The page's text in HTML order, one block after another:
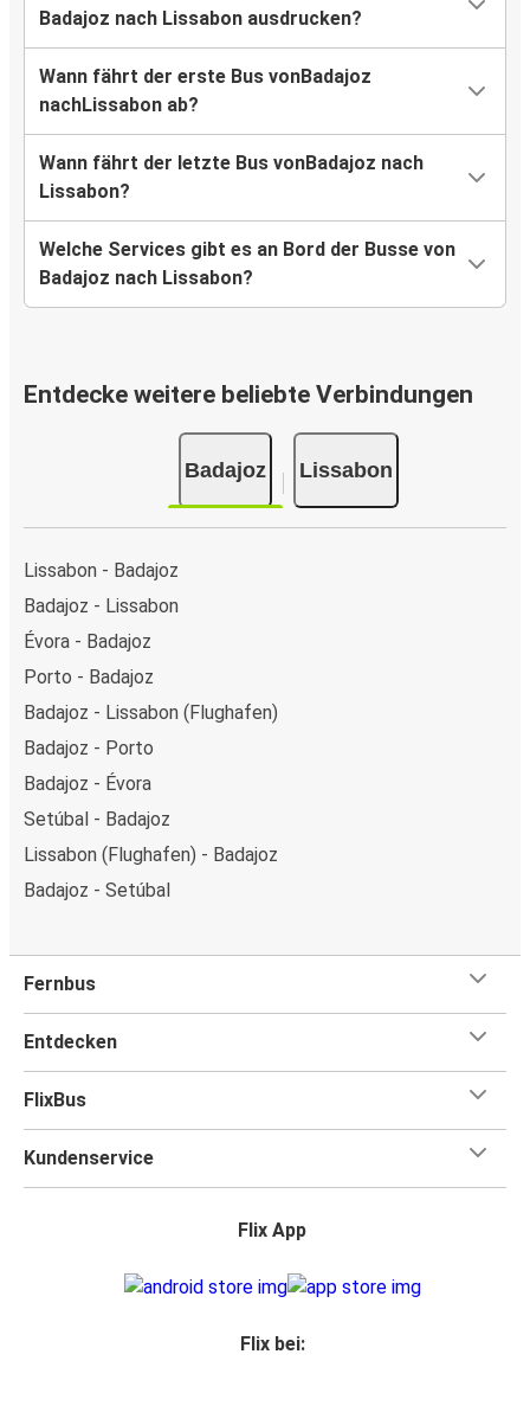
Badajoz nach Lissabon ausdrucken?
Wann fährt der erste Bus vonBadajoz
nachLissabon ab?
Wann fährt der letzte Bus vonBadajoz nach
Lissabon?
Welche Services gibt es an Bord der Busse von
Badajoz nach Lissabon?
Entdecke weitere beliebte Verbindungen
Badajoz Lissabon
Lissabon - Badajoz
Badajoz - Lissabon
Évora - Badajoz
Porto - Badajoz
Badajoz - Lissabon (Flughafen)
Badajoz - Porto
Badajoz - Évora
Setúbal - Badajoz
Lissabon (Flughafen) - Badajoz
Badajoz - Setúbal
Fernbus
Entdecken
FlixBus
Kundenservice
Flix App
Flix bei: